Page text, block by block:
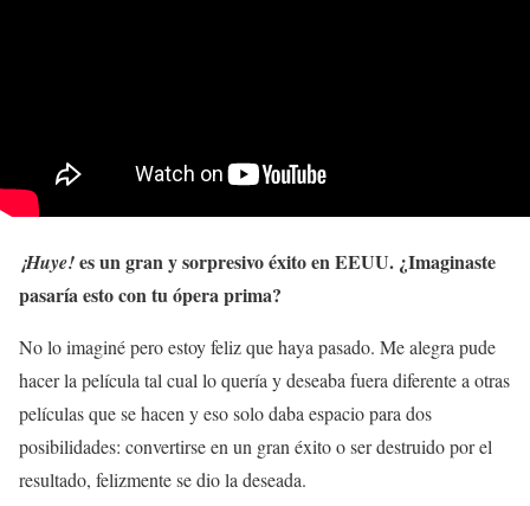
¡Huye!es un gran y sorpresivo éxito en EEUU. ¿Imaginaste
pasaría esto con tu ópera prima?
No lo imaginé pero estoy feliz que haya pasado. Me alegra pude
hacer la película tal cual lo quería y deseaba fuera diferente a otras
películas que se hacen y eso solo daba espacio para dos
posibilidades: convertirse en un gran éxito o ser destruido por el
resultado, felizmente se dio la deseada.